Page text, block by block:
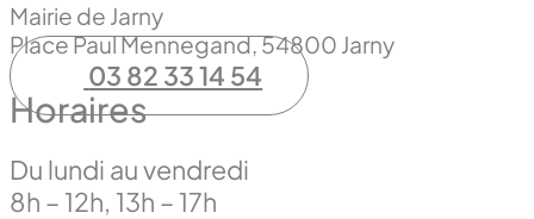
Mairie de Jarny
Place Paul Mennegand, 54800 Jarny
03 82 33 14 54
Horaires
Du lundi au vendredi
8h – 12h, 13h – 17h